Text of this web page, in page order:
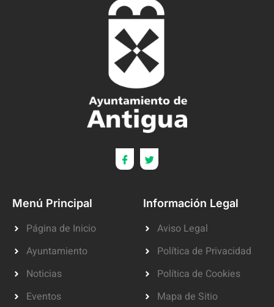
Menú Principal
Página de Inicio
Ayuntamiento
Noticias
Eventos
Información Legal
Aviso Legal
Política de Privacidad
Política de Cookies
Mapa de Sitio